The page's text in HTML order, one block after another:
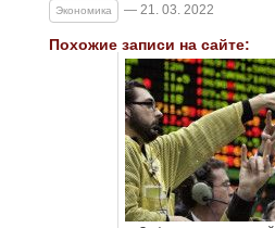
Экономика — 21. 03. 2022
Похожие записи на сайте: